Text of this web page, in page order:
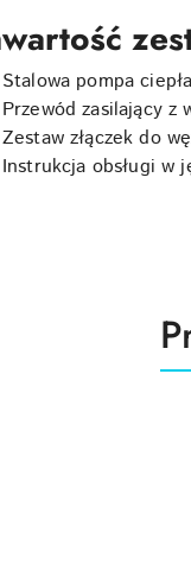
Stalowa pompa
Przewód zasilający z
Zestaw złączek do
Instrukcja obsługi w
o